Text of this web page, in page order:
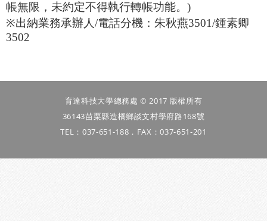
帳無限，未約定不得執行轉帳功能。)
※出納業務承辦人/電話分機：朱秋燕3501/鍾素卿
3502
育達科技大學總務處 © 2017 版權所有
36143苗栗縣造橋鄉談文村學府路168號
TEL：037-651-188．FAX：037-651-201